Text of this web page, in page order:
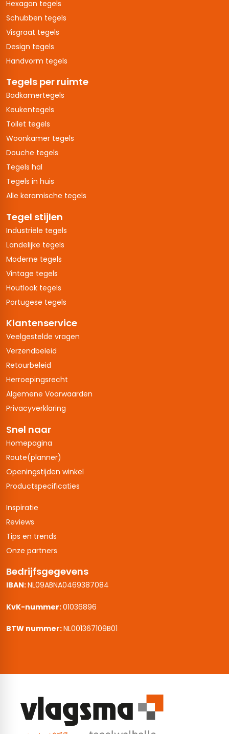
Hexagon tegels
Schubben tegels
Visgraat tegels
Design tegels
Handvorm tegels
Tegels per ruimte
Badkamertegels
Keukentegels
Toilet tegels
Woonkamer tegels
Douche tegels
Tegels hal
Tegels in huis
Alle keramische tegels
Tegel stijlen
Industriële tegels
Landelijke tegels
Moderne tegels
Vintage tegels
Houtlook tegels
Portugese tegels
Klantenservice
Veelgestelde vragen
Verzendbeleid
Retourbeleid
Herroepingsrecht
Algemene Voorwaarden
Privacyverklaring
Snel naar
Homepagina
Route(planner)
Openingstijden winkel
Productspecificaties
Inspiratie
Reviews
Tips en trends
Onze partners
Bedrijfsgegevens
IBAN:NL09ABNA0469387084
KvK-nummer:01036896
BTW nummer:NL001367109B01